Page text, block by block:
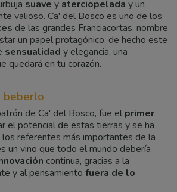
suave y aterciopelada y un
valioso. Ca' del Bosco es uno de los
de las grandes Franciacortas, nombre
un papel protagónico, de hecho este
sensualidad y elegancia, una
quedará en tu corazón.
beberlo
de Ca' del Bosco, fue el primer
el potencial de estas tierras y se ha
referentes más importantes de la
un vino que todo el mundo debería
continua, gracias a la
y al pensamiento fuera de lo